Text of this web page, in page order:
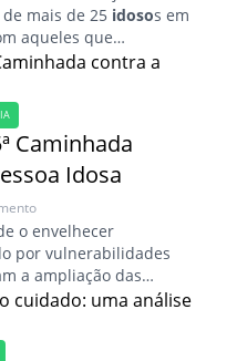
mais de 25 idosos em
aqueles que
Caminhada
Idosa
o envelhecer
por vulnerabilidades
a ampliação das
doIdoso (URSI) e